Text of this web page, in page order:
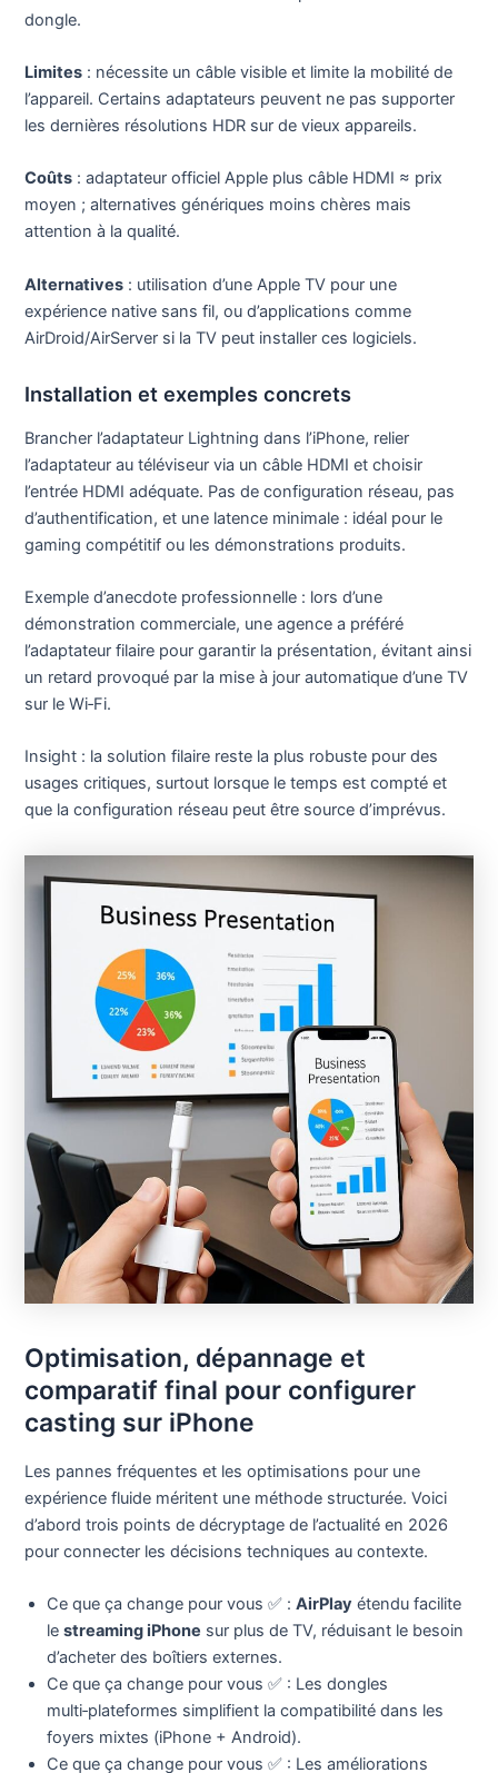
dongle.
Limites : nécessite un câble visible et limite la mobilité de
l’appareil. Certains adaptateurs peuvent ne pas supporter
les dernières résolutions HDR sur de vieux appareils.
Coûts : adaptateur officiel Apple plus câble HDMI ≈ prix
moyen ; alternatives génériques moins chères mais
attention à la qualité.
Alternatives : utilisation d’une Apple TV pour une
expérience native sans fil, ou d’applications comme
AirDroid/AirServer si la TV peut installer ces logiciels.
Installation et exemples concrets
Brancher l’adaptateur Lightning dans l’iPhone, relier
l’adaptateur au téléviseur via un câble HDMI et choisir
l’entrée HDMI adéquate. Pas de configuration réseau, pas
d’authentification, et une latence minimale : idéal pour le
gaming compétitif ou les démonstrations produits.
Exemple d’anecdote professionnelle : lors d’une
démonstration commerciale, une agence a préféré
l’adaptateur filaire pour garantir la présentation, évitant ainsi
un retard provoqué par la mise à jour automatique d’une TV
sur le Wi‑Fi.
Insight : la solution filaire reste la plus robuste pour des
usages critiques, surtout lorsque le temps est compté et
que la configuration réseau peut être source d’imprévus.
Optimisation, dépannage et
comparatif final pour configurer
casting sur iPhone
Les pannes fréquentes et les optimisations pour une
expérience fluide méritent une méthode structurée. Voici
d’abord trois points de décryptage de l’actualité en 2026
pour connecter les décisions techniques au contexte.
Ce que ça change pour vous ✅ :AirPlay étendu facilite
lestreaming iPhone sur plus de TV, réduisant le besoin
d’acheter des boîtiers externes.
Ce que ça change pour vous ✅ : Les dongles
multi‑plateformes simplifient la compatibilité dans les
foyers mixtes (iPhone + Android).
Ce que ça change pour vous ✅ : Les améliorations